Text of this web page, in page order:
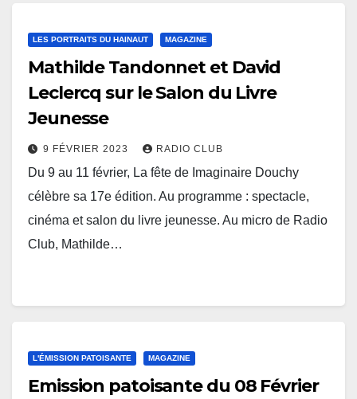
LES PORTRAITS DU HAINAUT MAGAZINE
Mathilde Tandonnet et David
Leclercq sur le Salon du Livre
Jeunesse
9 FÉVRIER 2023 RADIO CLUB
Du 9 au 11 février, La fête de Imaginaire Douchy
célèbre sa 17e édition. Au programme : spectacle,
cinéma et salon du livre jeunesse. Au micro de Radio
Club, Mathilde…
L'ÉMISSION PATOISANTE MAGAZINE
Emission patoisante du 08 Février